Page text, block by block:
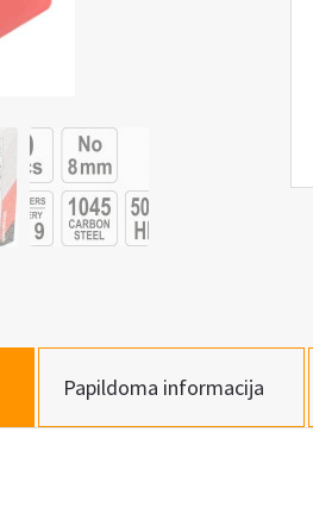
Papildoma informacija